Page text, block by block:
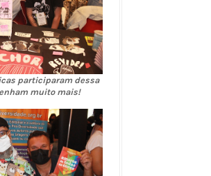
participaram dessa
muito mais!